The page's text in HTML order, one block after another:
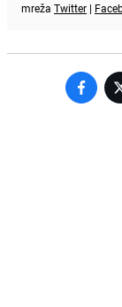
mreža Twitter |